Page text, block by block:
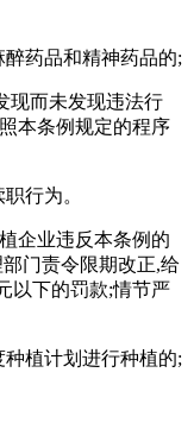
药品和精神药品的;
现而未发现违法行
本条例规定的程序
行为。
企业违反本条例的
门责令限期改正,给
以下的罚款;情节严
植计划进行种植的;